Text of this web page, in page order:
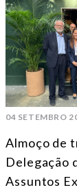
04 SETEMBRO
Almoço de
Delegação
Assuntos